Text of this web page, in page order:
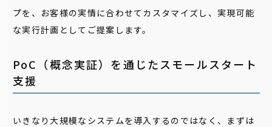
プを、お客様の実情に合わせてカスタマイズし、実現可能
な実行計画としてご提案します。
PoC（概念実証）を通じたスモールスタート
支援
いきなり大規模なシステムを導入するのではなく、まずは